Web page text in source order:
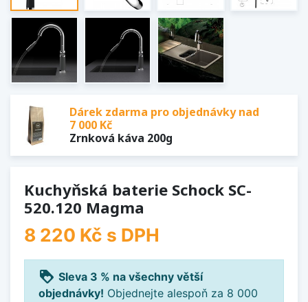
Dárek zdarma pro objednávky nad
7 000 Kč
Zrnková káva 200g
Kuchyňská baterie Schock SC-
520.120 Magma
8 220 Kč s DPH
loyalty Sleva 3 % na všechny větší
objednávky! Objednejte alespoň za 8 000